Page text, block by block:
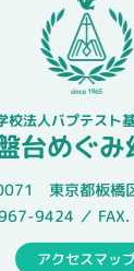
校法人バプテスト
台めぐみ
東京都板橋
9424 ／
アクセスマッ